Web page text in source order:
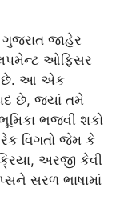
ગુજરાત જાહેર
ઓફિસર
છે. આ એક
પદ છે, જ્યાં તમે
ભજવી શકો
વિગતો જેમ કે
અરજી કેવી
સરળ ભાષામાં